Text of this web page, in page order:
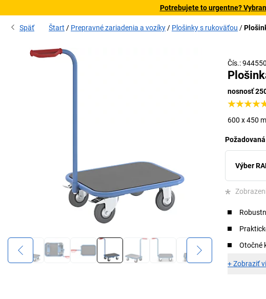
Potrebujete to urgentne?
Späť Štart Prepravné zariadenia a vozíky Plošinky s rukoväťou
Čís.:
nosnosť
600 x 450
Výber
*
Otočné
+Zobraziť